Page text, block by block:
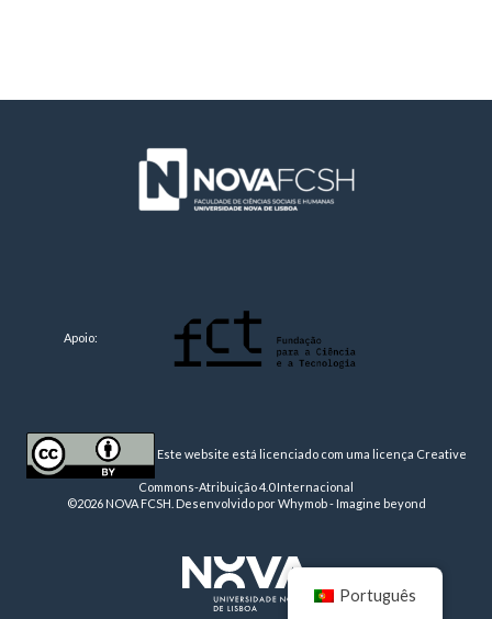
Apoio:
Este website está licenciado com uma licença Creative
Commons-Atribuição 4.0 Internacional
©2026 NOVA FCSH. Desenvolvido porWhymob - Imagine beyond
Português